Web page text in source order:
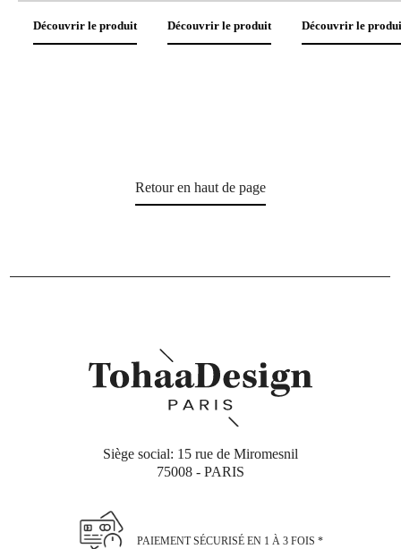
Découvrir le produit Découvrir le produit Découvrir le
Retour en haut de page
Siège social: 15 rue de Miromesnil
75008 - PARIS
PAIEMENT SÉCURISÉ EN 1 À 3 FOIS *